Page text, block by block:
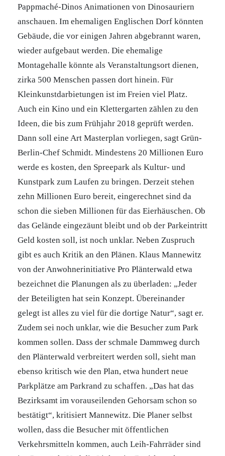
Pappmaché-Dinos Animationen von Dinosauriern
anschauen. Im ehemaligen Englischen Dorf könnten
Gebäude, die vor einigen Jahren abgebrannt waren,
wieder aufgebaut werden. Die ehemalige
Montagehalle könnte als Veranstaltungsort dienen,
zirka 500 Menschen passen dort hinein. Für
Kleinkunstdarbietungen ist im Freien viel Platz.
Auch ein Kino und ein Klettergarten zählen zu den
Ideen, die bis zum Frühjahr 2018 geprüft werden.
Dann soll eine Art Masterplan vorliegen, sagt Grün-
Berlin-Chef Schmidt. Mindestens 20 Millionen Euro
werde es kosten, den Spreepark als Kultur- und
Kunstpark zum Laufen zu bringen. Derzeit stehen
zehn Millionen Euro bereit, eingerechnet sind da
schon die sieben Millionen für das Eierhäuschen. Ob
das Gelände eingezäunt bleibt und ob der Parkeintritt
Geld kosten soll, ist noch unklar. Neben Zuspruch
gibt es auch Kritik an den Plänen. Klaus Mannewitz
von der Anwohnerinitiative Pro Plänterwald etwa
bezeichnet die Planungen als zu überladen: „Jeder
der Beteiligten hat sein Konzept. Übereinander
gelegt ist alles zu viel für die dortige Natur“, sagt er.
Zudem sei noch unklar, wie die Besucher zum Park
kommen sollen. Dass der schmale Dammweg durch
den Plänterwald verbreitert werden soll, sieht man
ebenso kritisch wie den Plan, etwa hundert neue
Parkplätze am Parkrand zu schaffen. „Das hat das
Bezirksamt im vorauseilenden Gehorsam schon so
bestätigt“, kritisiert Mannewitz. Die Planer selbst
wollen, dass die Besucher mit öffentlichen
Verkehrsmitteln kommen, auch Leih-Fahrräder sind